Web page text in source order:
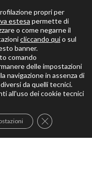
propri per
estesa permette di
o come negarne il
cliccando quio sul
banner.
comando
delle impostazioni
navigazione in assenza di
da quelli tecnici.
all'uso dei cookie tecnici
Close GDPR